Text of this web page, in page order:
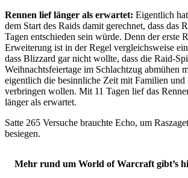
Rennen lief länger als erwartet: Eigentlich
dem Start des Raids damit gerechnet, dass das
Tagen entschieden sein würde. Denn der erste
Erweiterung ist in der Regel vergleichsweise
dass Blizzard gar nicht wollte, dass die Raid-
Weihnachtsfeiertage im Schlachtzug abmühen
eigentlich die besinnliche Zeit mit Familien und
verbringen wollen. Mit 11 Tagen lief das
länger als erwartet.
Satte 265 Versuche brauchte Echo, um
besiegen.
Mehr rund um World of Warcraft gibt’s